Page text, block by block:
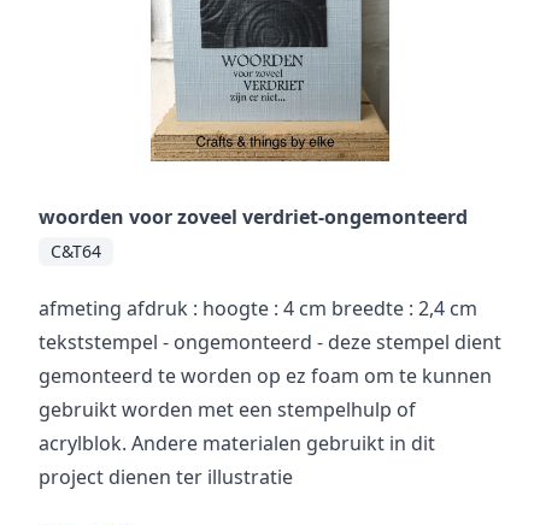
woorden voor zoveel verdriet-ongemonteerd
C&T64
afmeting afdruk : hoogte : 4 cm breedte : 2,4 cm
tekststempel - ongemonteerd - deze stempel dient
gemonteerd te worden op ez foam om te kunnen
gebruikt worden met een stempelhulp of
acrylblok. Andere materialen gebruikt in dit
project dienen ter illustratie